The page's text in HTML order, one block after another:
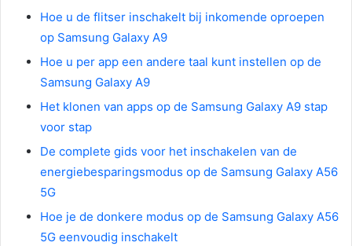
Hoe u de flitser inschakelt bij inkomende oproepen
op Samsung Galaxy A9
Hoe u per app een andere taal kunt instellen op de
Samsung Galaxy A9
Het klonen van apps op de Samsung Galaxy A9 stap
voor stap
De complete gids voor het inschakelen van de
energiebesparingsmodus op de Samsung Galaxy A56
5G
Hoe je de donkere modus op de Samsung Galaxy A56
5G eenvoudig inschakelt